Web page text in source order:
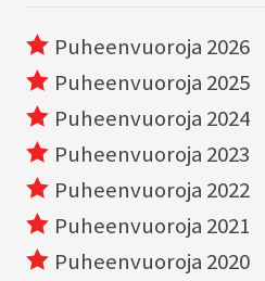
Puheenvuoroja 2026
Puheenvuoroja 2025
Puheenvuoroja 2024
Puheenvuoroja 2023
Puheenvuoroja 2022
Puheenvuoroja 2021
Puheenvuoroja 2020